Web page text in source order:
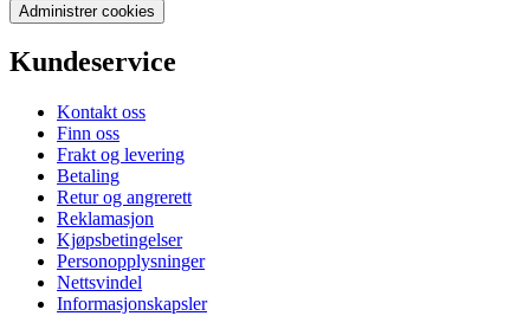
Administrer cookies
Kundeservice
Kontakt oss
Finn oss
Frakt og levering
Betaling
Retur og angrerett
Reklamasjon
Kjøpsbetingelser
Personopplysninger
Nettsvindel
Informasjonskapsler